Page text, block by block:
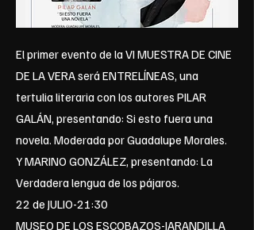
El primer evento de la VI MUESTRA DE CINE
DE LA VERA será ENTRELÍNEAS, una
tertulia literaria con los autores PILAR
GALÁN, presentando: Si esto fuera una
novela. Moderada por Guadalupe Morales.
Y MARINO GONZÁLEZ, presentando: La
Verdadera lengua de los pájaros.
22 de JULIO-21:30
MUSEO DE LOS ESCOBAZOS-JARANDILLA